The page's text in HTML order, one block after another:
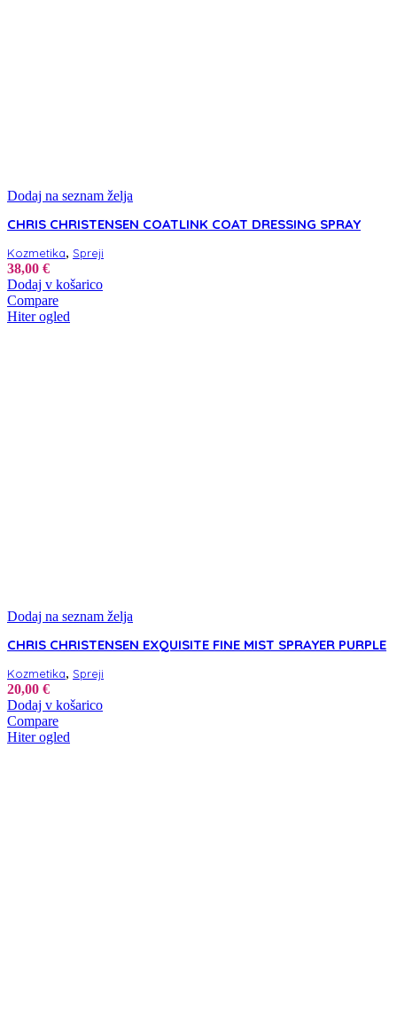
Dodaj na seznam želja
CHRIS CHRISTENSEN COATLINK COAT DRESSING SPRAY
Kozmetika, Spreji
38,00 €
Dodaj v košarico
Compare
Hiter ogled
Dodaj na seznam želja
CHRIS CHRISTENSEN EXQUISITE FINE MIST SPRAYER PURPLE
Kozmetika, Spreji
20,00 €
Dodaj v košarico
Compare
Hiter ogled